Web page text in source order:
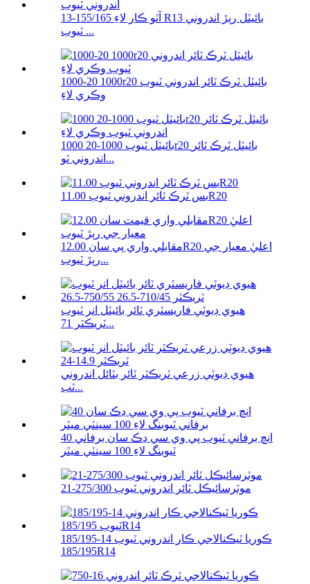
آٽو ڪار لاءِ 155/165-13 R13 بائيٽل رٻڙ اندروني
ٽيوب ...
1000-20 1000r20 بائيٽل ٽرڪ ٽائر اندروني ٽيوب
وڪري لاءِ
بائيٽل ٽيوب 1000-20 1000r20 بائيٽل ٽرڪ ٽائر
اندروني ٽو...
بس ٽرڪ ٽائر اندروني ٽيوب 11.00R20
مقابلي واري پي سان 12.00R20 اعليٰ معيار جي
رٻڙ ٽيوب...
هيوي ڊيوٽي فاريسٽري ٽائر بائيٽل انر ٽيوب
ٽريڪٽر 71...
هيوي ڊيوٽي زرعي ٽريڪٽر ٽائر بٽائل اندروني
ٽب...
40 انچ برفاني ٽيوب پي وي سي ڍڪ سان برفاني
ٽيوبنگ لاءِ 100 سينٽي ميٽر
موٽرسائيڪل ٽائر اندروني ٽيوب 275/300-21
185/195-14 ڪوريا ٽيڪنالاجي ڪار اندروني ٽيوب
185/195R14